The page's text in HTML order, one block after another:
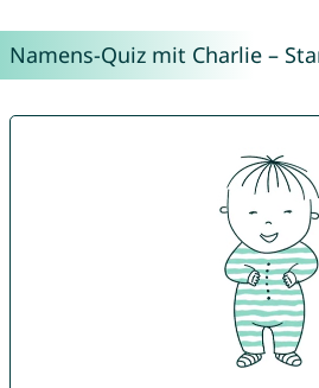
Namens-Quiz mit Charlie –